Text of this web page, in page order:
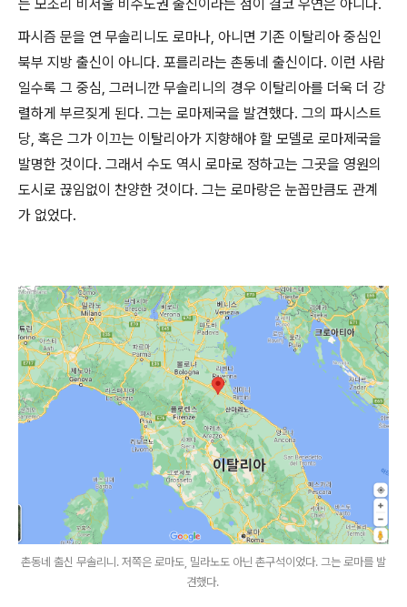
는 모조리 비서울 비수도권 출신이라는 점이 결코 우연은 아니다.
파시즘 문을 연 무솔리니도 로마나, 아니면 기존 이탈리아 중심인
북부 지방 출신이 아니다. 포를리라는 촌동네 출신이다. 이런 사람
일수록 그 중심, 그러니깐 무솔리니의 경우 이탈리아를 더욱 더 강
렬하게 부르짖게 된다. 그는 로마제국을 발견했다. 그의 파시스트
당, 혹은 그가 이끄는 이탈리아가 지향해야 할 모델로 로마제국을
발명한 것이다. 그래서 수도 역시 로마로 정하고는 그곳을 영원의
도시로 끊임없이 찬양한 것이다. 그는 로마랑은 눈꼽만큼도 관계
가 없었다.
촌동네 출신 무솔리니. 저쪽은 로마도, 밀라노도 아닌 촌구석이었다. 그는 로마를 발
견했다.